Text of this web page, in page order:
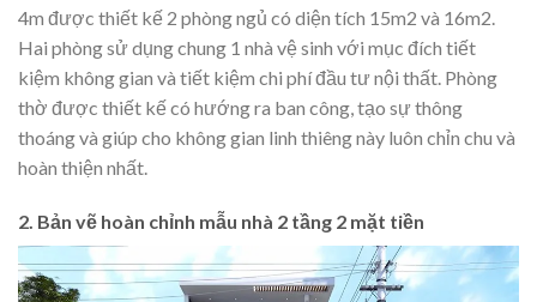
4m được thiết kế 2 phòng ngủ có diện tích 15m2 và 16m2.
Hai phòng sử dụng chung 1 nhà vệ sinh với mục đích tiết
kiệm không gian và tiết kiệm chi phí đầu tư nội thất. Phòng
thờ được thiết kế có hướng ra ban công, tạo sự thông
thoáng và giúp cho không gian linh thiêng này luôn chỉn chu và
hoàn thiện nhất.
2. Bản vẽ hoàn chỉnh mẫu nhà 2 tầng 2 mặt tiền